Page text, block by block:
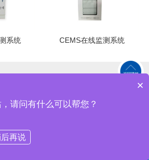
系统 CEMS在线监测系统
VOCs在线监测 产品中心
×
请问有什么可以帮您？
再说